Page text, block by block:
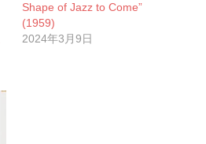
Shape of Jazz to Come”
(1959)
2024年3月9日